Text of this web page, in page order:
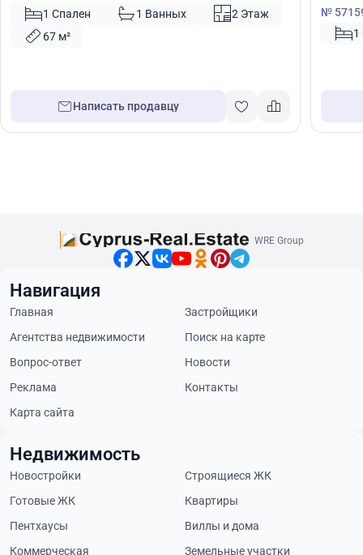
1 Спален
1 Ванных
2 Этаж
67 м²
Написать продавцу
№
1
WRE Group
Навигация
Главная
Застройщики
Агентства недвижимости
Поиск на карте
Вопрос-ответ
Новости
Реклама
Контакты
Карта сайта
Недвижимость
Новостройки
Строящиеся ЖК
Готовые ЖК
Квартиры
Пентхаусы
Виллы и дома
Коммерческая
Земельные участки